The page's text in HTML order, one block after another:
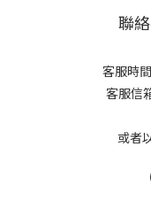
聯
客服時
客服信
或者